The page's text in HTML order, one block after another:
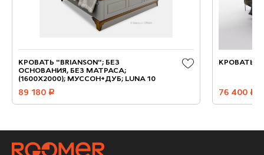
КРОВАТЬ "BRIANSON"; БЕЗ
ОСНОВАНИЯ, БЕЗ МАТРАСА;
(1600X2000); МУССОН+ДУБ; LUNA 10
89 180 руб.
КРОВАТЬ
76 400 руб.